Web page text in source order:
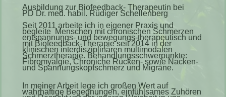
Ausbildung zur Biofeedback- Therapeutin bei
PD Dr. med. habil. Rüdiger Schellenberg
Seit 2011 arbeite ich in eigener Praxis und
begleite Menschen mit chronischen Schmerzen
entspannungs- und bewegungs-therapeutisch und
mit Biofeedback-Therapie seit 2014 in der
klinischen interdisziplinären multimodalen
Schmerztherapie. Behandlungsschwerpunkte:
Fibromyalgie, Chroniche Rücken- sowie Nacken-
und Spannungskopfschmerz und Migräne.
In meiner Arbeit lege ich großen Wert auf
wahrhaftige Begegnungen, einfü hlsames Zuhören